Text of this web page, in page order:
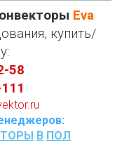
Eva
купить/
58
В ПОЛ